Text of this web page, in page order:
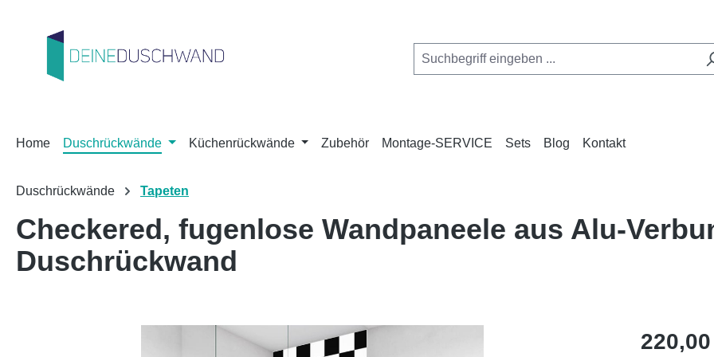
Home Duschrückwände Küchenrückwände Zubehör Montage-SERVICE Sets Blog Kontakt
Duschrückwände Tapeten
Checkered, fugenlose Wandpaneele aus Alu-
Duschrückwand
Regulärer